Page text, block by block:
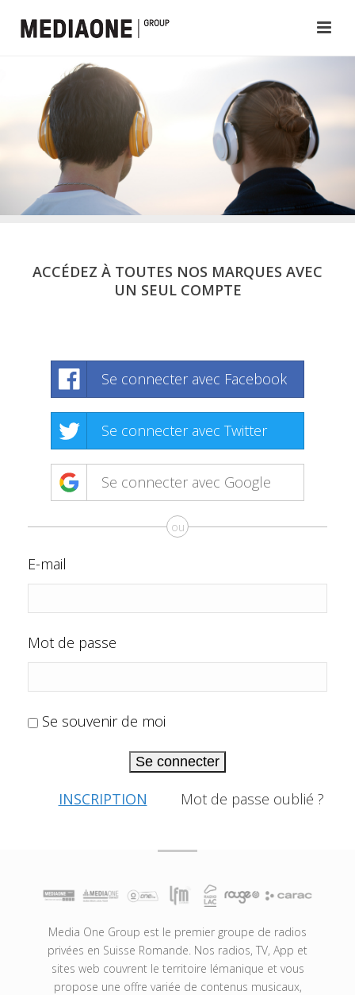
ACCÉDEZ À TOUTES NOS MARQUES AVEC
UN SEUL COMPTE
Se connecter avec Facebook
Se connecter avec Twitter
Se connecter avec Google
ou
E-mail
Mot de passe
Se souvenir de moi
Se connecter
INSCRIPTION Mot de passe oublié ?
Media One Group est le premier groupe de radios
privées en Suisse Romande. Nos radios, TV, App et
sites web couvrent le territoire lémanique et vous
propose une offre variée de contenus musicaux,